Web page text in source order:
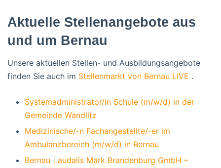
Aktuelle Stellenangebote aus
und um Bernau
Unsere aktuellen Stellen- und Ausbildungsangebote
finden Sie auch im Stellenmarkt von Bernau LIVE .
Systemadministrator/in Schule (m/w/d) in der
Gemeinde Wandlitz
Medizinische/-n Fachangestellte/-er im
Ambulanzbereich (m/w/d) in Bernau
Bernau | audalis Mark Brandenburg GmbH –